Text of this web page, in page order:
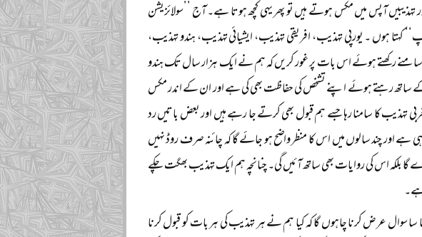
آپس میں مکس ہوتے ہیں تو پھر یہی کچھ ہوتا ہے۔ آج ’’سولائزیشن
کہتا ہوں ۔ یورپی تہذیب، افریقی تہذیب، ایشیائی تہذیب، ہندو تہذیب،
رکھتے ہوئے اس بات پر غور کریں کہ ہم نے ایک ہزار سال تک ہندو
ساتھ رہتے ہوئے اپنے تشخص کی حفاظت بھی کی ہے اور ان کے اندر مکس
کا سامنا رہا جسے ہم قبول بھی کرتے جا رہے ہیں اور بعض باتیں رد
اور چند سالوں میں اس کا منظر واضح ہو جائے گا کہ چائنہ صرف روڈ نہیں
بلکہ اس کی روایات بھی ساتھ آئیں گی۔ چنانچہ ہم ایک تہذیب بھگت چکے
سا سوال عرض کرنا چاہوں گا کہ کیا ہم نے ہر تہذیب کی ہر بات کو قبول کرنا